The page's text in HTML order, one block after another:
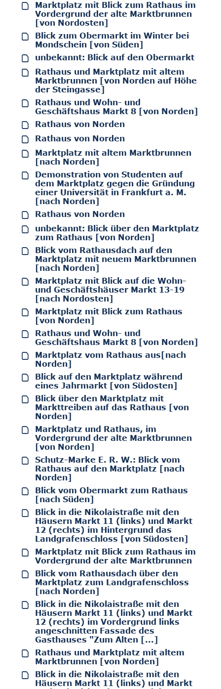
Marktplatz mit Blick zum Rathaus im
Vordergrund der alte Marktbrunnen
[von Nordosten]
Blick zum Obermarkt im Winter bei
Mondschein [von Süden]
unbekannt: Blick auf den Obermarkt
Rathaus und Marktplatz mit altem
Marktbrunnen [von Norden auf Höhe
der Steingasse]
Rathaus und Wohn- und
Geschäftshaus Markt 8 [von Norden]
Rathaus von Norden
Rathaus von Norden
Marktplatz mit altem Marktbrunnen
[nach Norden]
Demonstration von Studenten auf
dem Marktplatz gegen die Gründung
einer Universität in Frankfurt a. M.
[nach Norden]
Rathaus von Norden
unbekannt: Blick über den Marktplatz
zum Rathaus [von Norden]
Blick vom Rathausdach auf den
Marktplatz mit neuem Marktbrunnen
[nach Norden]
Marktplatz mit Blick auf die Wohn-
und Geschäftshäuser Markt 13-19
[nach Nordosten]
Marktplatz mit Blick zum Rathaus
[von Norden]
Rathaus und Wohn- und
Geschäftshaus Markt 8 [von Norden]
Marktplatz vom Rathaus aus[nach
Norden]
Blick auf den Marktplatz während
eines Jahrmarkt [von Südosten]
Blick über den Marktplatz mit
Markttreiben auf das Rathaus [von
Norden]
Marktplatz und Rathaus, im
Vordergrund der alte Marktbrunnen
[von Norden]
Schutz-Marke E. R. W.: Blick vom
Rathaus auf den Marktplatz [nach
Norden]
Blick vom Obermarkt zum Rathaus
[nach Süden]
Blick in die Nikolaistraße mit den
Häusern Markt 11 (links) und Markt
12 (rechts) im Hintergrund das
Landgrafenschloss [von Südosten]
Marktplatz mit Blick zum Rathaus im
Vordergrund der alte Marktbrunnen
Blick vom Rathausdach über den
Marktplatz zum Landgrafenschloss
[nach Norden]
Blick in die Nikolaistraße mit den
Häusern Markt 11 (links) und Markt
12 (rechts) im Vordergrund links
angeschnitten Fassade des
Gasthauses "Zum Alten [...]
Rathaus und Marktplatz mit altem
Marktbrunnen [von Norden]
Blick in die Nikolaistraße mit den
Häusern Markt 11 (links) und Markt